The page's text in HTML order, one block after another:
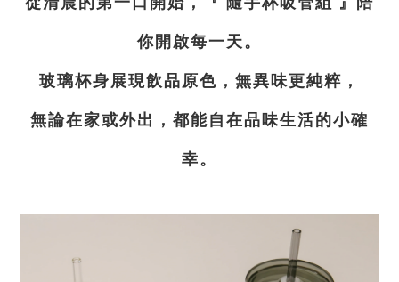
你開啟每一天。
玻璃杯身展現飲品原色，無異味更純粹，
無論在家或外出，都能自在品味生活的小確
幸。